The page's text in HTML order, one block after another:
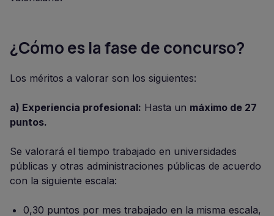
¿Cómo es la fase de concurso?
Los méritos a valorar son los siguientes:
a) Experiencia profesional: Hasta un máximo de 27
puntos.
Se valorará el tiempo trabajado en universidades
públicas y otras administraciones públicas de acuerdo
con la siguiente escala:
0,30 puntos por mes trabajado en la misma escala,